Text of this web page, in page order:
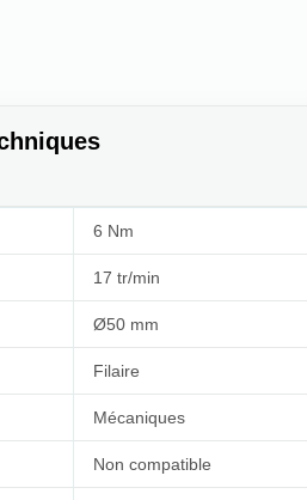
6 Nm
17 tr/min
Ø50 mm
Filaire
Mécaniques
Non compatible